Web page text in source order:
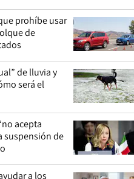
prohíbe usar
de
de lluvia y
será el
acepta
suspensión de
a los